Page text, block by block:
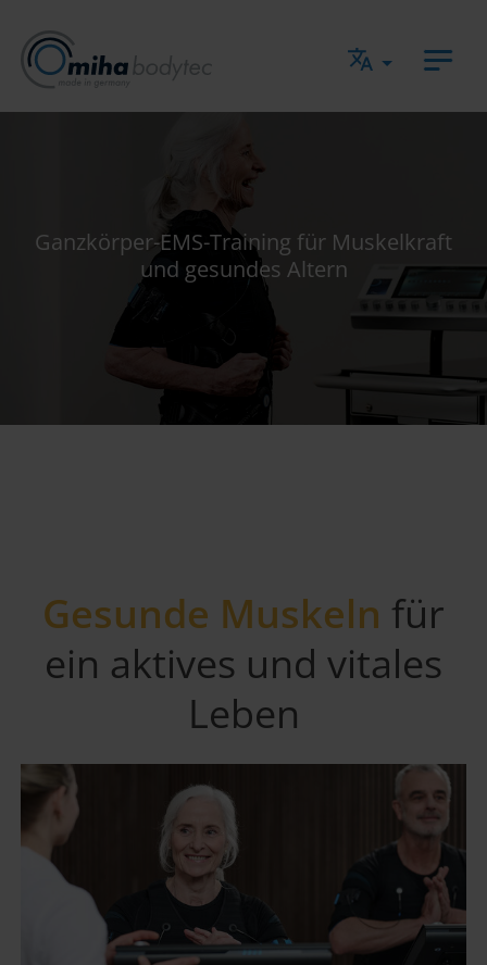
Ganzkörper-EMS-Training für Muskelkraft
und gesundes Altern
Gesunde Muskeln für
ein aktives und vitales
Leben